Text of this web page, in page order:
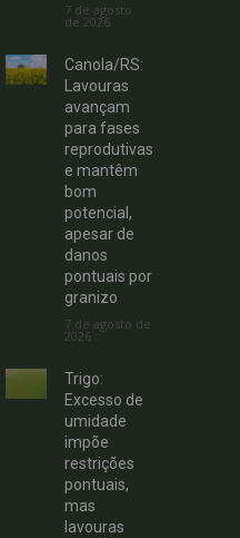
7 de agosto
de 2026
Canola/RS:
Lavouras
avançam
para fases
reprodutivas
e mantêm
bom
potencial,
apesar de
danos
pontuais por
granizo
7 de agosto de
2026
Trigo:
Excesso de
umidade
impõe
restrições
pontuais,
mas
lavouras